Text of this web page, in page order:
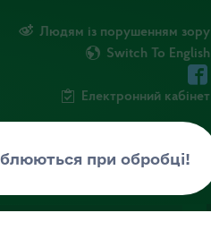
Людям із порушенням зору
Switch To English
Електронний кабінет